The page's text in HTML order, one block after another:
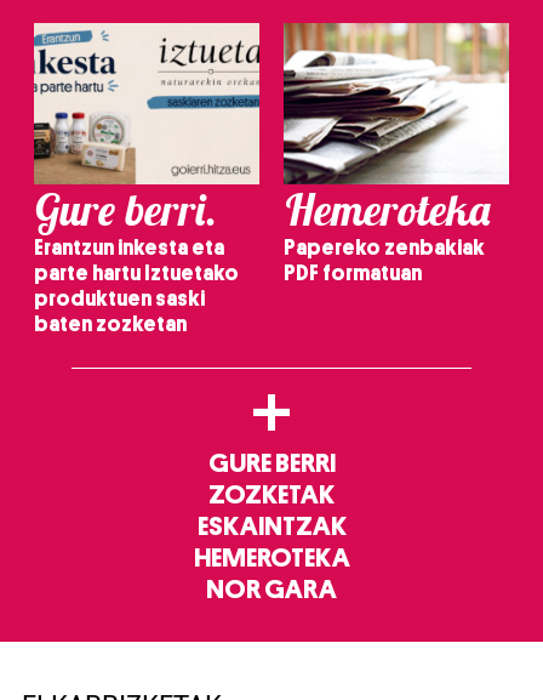
Gure berri.
Erantzun inkesta eta
parte hartu Iztuetako
produktuen saski
baten zozketan
Hemeroteka
Papereko zenbakiak
PDF formatuan
+
GURE BERRI
ZOZKETAK
ESKAINTZAK
HEMEROTEKA
NOR GARA